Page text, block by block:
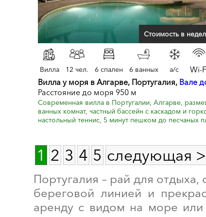
Стоимость в
Вилла 12 чел. 6 спален 6 ванных a/c Wi-
Вилла у моря в Алгарве, Португалия, Вале
Расстояние до моря 950 м
Современная вилла в Португалии, Алгарве,
ванных комнат, частный бассейн с каскадом и
настольный теннис, 5 минут пешком до песчаных
1 2 3 4 5 следующая
Португалия – рай для
береговой линией и
аренду с видом на море или